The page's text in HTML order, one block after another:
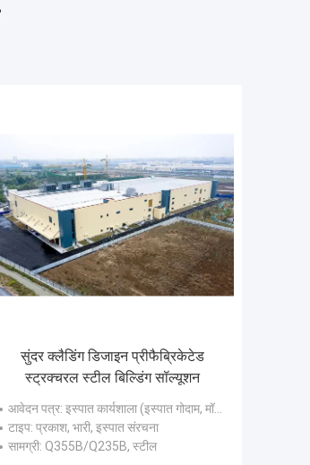
सुंदर क्लैडिंग डिजाइन प्रीफैब्रिकेटेड
स्ट्रक्चरल स्टील बिल्डिंग सॉल्यूशन
आवेदन पत्र: इस्पात कार्यशाला (इस्पात गोदाम, मॉल, प्रदर्शनी, स्टेडियम)
टाइप: प्रकाश, भारी, इस्पात संरचना
सामग्री: Q355B/Q235B, स्टील